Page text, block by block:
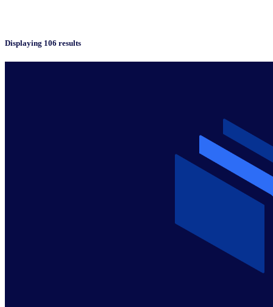
Displaying 106 results